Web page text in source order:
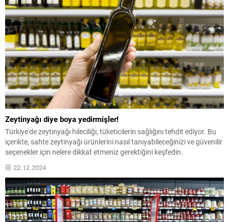
Zeytinyağı diye boya yedirmişler!
Türkiye'de zeytinyağı hileciliği, tüketicilerin sağlığını tehdit ediyor. Bu
içerikte, sahte zeytinyağı ürünlerini nasıl tanıyabileceğinizi ve güvenilir
seçenekler için nelere dikkat etmeniz gerektiğini keşfedin.
22.12.2024